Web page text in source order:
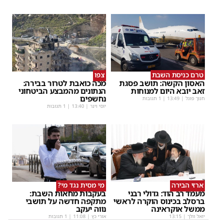
טרם כניסת השבת
האסון הקשה: תושב פסגת
זאב יובא היום למנוחות
חנוך פוגל |
13:49 | 1 תגובות
צפו
מכה כואבת לטרור בבירה:
הנתונים מהמבצע הביטחוני
נחשפים
יוסי וינר |
13:40 | 1 תגובות
ארזי הבירה
מעמד רב הוד: גדולי רבני
ברסלב בכינוס הוקרה לראשי
ממשל אוקראינה
יואל וולך |
13:15
מי מסית נגד מי?
בעקבות מחאות השבת:
מתקפה חדשה על תושבי
נווה יעקב
אורי כץ |
11:08 | 1 תגובות